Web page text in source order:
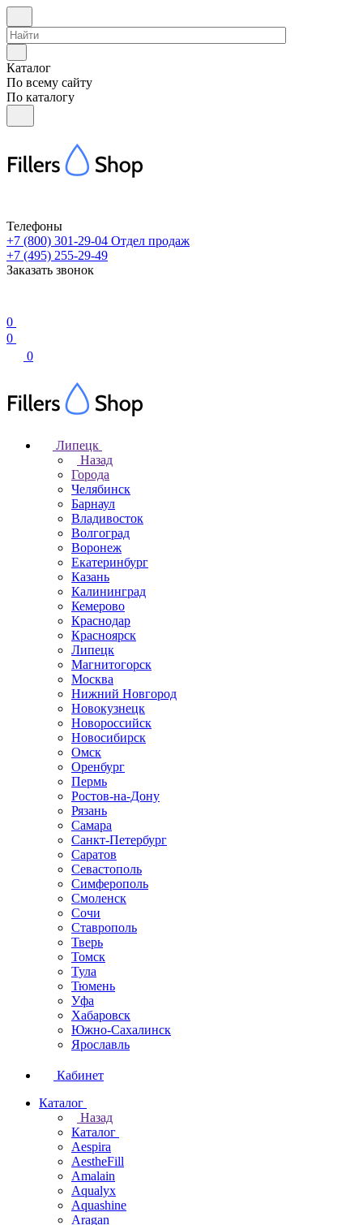
Каталог
По всему сайту
По каталогу
Телефоны
+7 (800) 301-29-04 Отдел продаж
+7 (495) 255-29-49
Заказать звонок
0
0
0
Липецк
Назад
Города
Челябинск
Барнаул
Владивосток
Волгоград
Воронеж
Екатеринбург
Казань
Калининград
Кемерово
Краснодар
Красноярск
Липецк
Магнитогорск
Москва
Нижний Новгород
Новокузнецк
Новороссийск
Новосибирск
Омск
Оренбург
Пермь
Ростов-на-Дону
Рязань
Самара
Санкт-Петербург
Саратов
Севастополь
Симферополь
Смоленск
Сочи
Ставрополь
Тверь
Томск
Тула
Тюмень
Уфа
Хабаровск
Южно-Сахалинск
Ярославль
Кабинет
Каталог
Назад
Каталог
Aespira
AestheFill
Amalain
Aqualyx
Aquashine
Aragan